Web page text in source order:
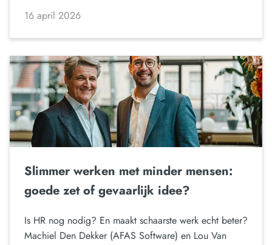
16 april 2026
Slimmer werken met minder mensen:
goede zet of gevaarlijk idee?
Is HR nog nodig? En maakt schaarste werk echt beter?
Machiel Den Dekker (AFAS Software) en Lou Van